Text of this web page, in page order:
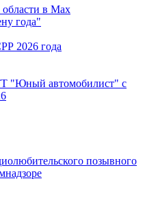
в Max
года"
2026 года
"Юный автомобилист" с
позывного